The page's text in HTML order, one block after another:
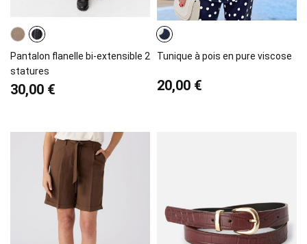
Pantalon flanelle bi-extensible 2
statures
30,00 €
Tunique à pois en pure viscose
20,00 €